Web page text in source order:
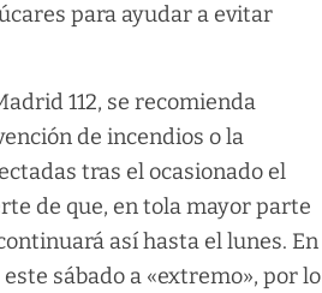
para ayudar a evitar
112, se recomienda
de incendios o la
tras el ocasionado el
de que, en tola mayor parte
así hasta el lunes. En
sábado a «extremo», por lo